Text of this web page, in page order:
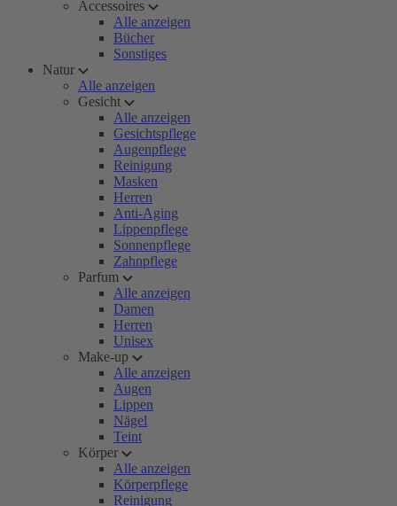
Accessoires
Alle anzeigen
Bücher
Sonstiges
Natur
Alle anzeigen
Gesicht
Alle anzeigen
Gesichtspflege
Augenpflege
Reinigung
Masken
Herren
Anti-Aging
Lippenpflege
Sonnenpflege
Zahnpflege
Parfum
Alle anzeigen
Damen
Herren
Unisex
Make-up
Alle anzeigen
Augen
Lippen
Nägel
Teint
Körper
Alle anzeigen
Körperpflege
Reinigung